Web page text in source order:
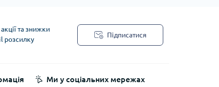
та знижки
розсилку
Підписатися
Ми у соціальних мережах